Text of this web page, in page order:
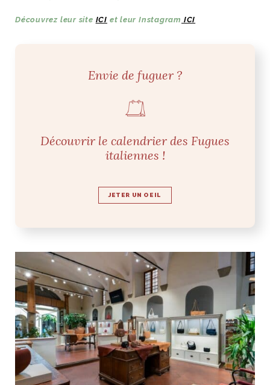
Découvrez leur site ICI et leur Instagram ICI
Envie de fuguer ?
Découvrir le calendrier des Fugues
italiennes !
JETER UN OEIL